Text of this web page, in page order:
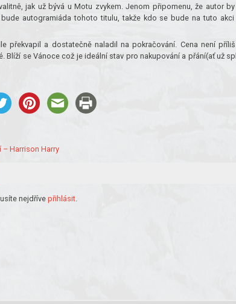
jak už bývá u Motu zvykem. Jenom připomenu, že autor
bude autogramiáda tohoto titulu, takže kdo se bude na tuto
překvapil a dostatečně naladil na pokračování. Cena není
Blíží se Vánoce což je ideální stav pro nakupování a přání(ať už
– Harrison Harry
nejdřívepřihlásit.